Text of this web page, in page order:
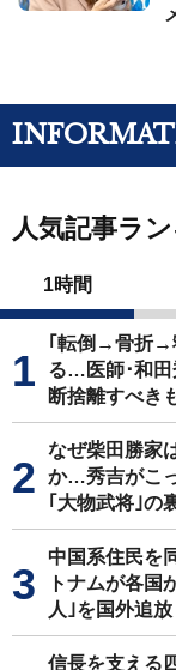
人気記事ラ
1時間
｢転倒→骨折→
る…医師･和田
断捨離すべき
なぜ柴田勝家
か…秀吉がこ
｢大物武将｣の
中国系住民を
トナムが各国
人｣を国外追
信長を支える